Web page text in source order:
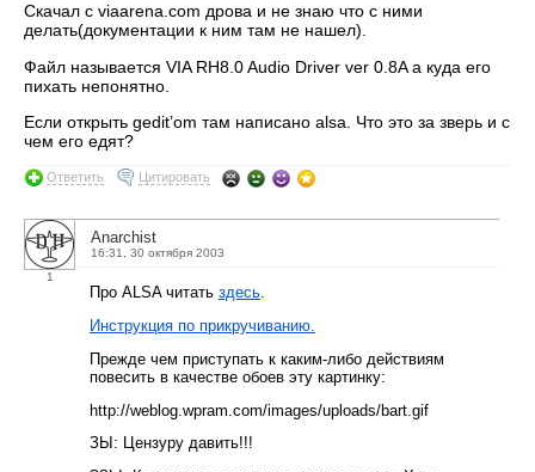
Cкачал с viaarena.com дрова и не знаю что с ними
делать(документации к ним там не нашел).
Файл называется VIA RH8.0 Audio Driver ver 0.8A а куда его
пихать непонятно.
Если открыть gedit’om там написано alsa. Что это за зверь и с
чем его едят?
Ответить Цитировать
1
Anarchist
16:31, 30 октября 2003
Про ALSA читать здесь.
Инструкция по прикручиванию.
Прежде чем приступать к каким-либо действиям
повесить в качестве обоев эту картинку:
http://weblog.wpram.com/images/uploads/bart.gif
ЗЫ: Цензуру давить!!!